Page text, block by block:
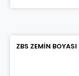
ZBS ZEMİN